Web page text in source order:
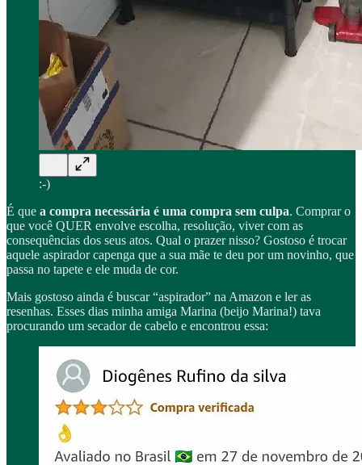
:-)
É que a compra necessária é uma compra sem culpa. Comprar o
que você QUER envolve escolha, resolução, viver com as
consequências dos seus atos. Qual o prazer nisso? Gostoso é trocar
aquele aspirador capenga que a sua mãe te deu por um novinho, que
passa no tapete e ele muda de cor.
Mais gostoso ainda é buscar “aspirador” na Amazon e ler as
resenhas. Esses dias minha amiga Marina (beijo Marina!) tava
procurando um secador de cabelo e encontrou essa: